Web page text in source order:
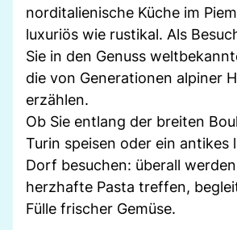
norditalienische Küche im
luxuriös wie rustikal. Als
Sie in den Genuss
die von Generationen alpiner
erzählen.
Ob Sie entlang der breiten
Turin speisen oder ein antikes
Dorf besuchen: überall
herzhafte Pasta treffen,
Fülle frischer Gemüse.